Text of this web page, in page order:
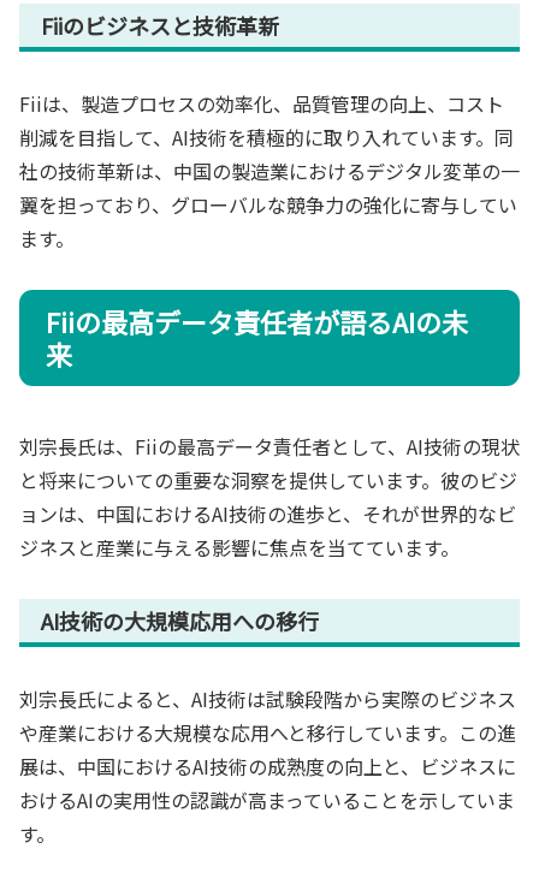
Fiiのビジネスと技術革新
Fiiは、製造プロセスの効率化、品質管理の向上、コスト
削減を目指して、AI技術を積極的に取り入れています。同
社の技術革新は、中国の製造業におけるデジタル変革の一
翼を担っており、グローバルな競争力の強化に寄与してい
ます。
Fiiの最高データ責任者が語るAIの未
来
刘宗長氏は、Fiiの最高データ責任者として、AI技術の現状
と将来についての重要な洞察を提供しています。彼のビジ
ョンは、中国におけるAI技術の進歩と、それが世界的なビ
ジネスと産業に与える影響に焦点を当てています。
AI技術の大規模応用への移行
刘宗長氏によると、AI技術は試験段階から実際のビジネス
や産業における大規模な応用へと移行しています。この進
展は、中国におけるAI技術の成熟度の向上と、ビジネスに
おけるAIの実用性の認識が高まっていることを示していま
す。